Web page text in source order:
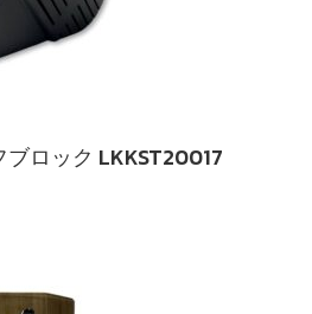
ロック LKKST20017